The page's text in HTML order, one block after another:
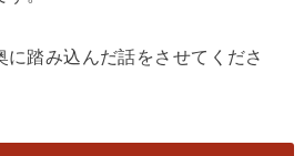
踏み込んだ話をさせてくださ